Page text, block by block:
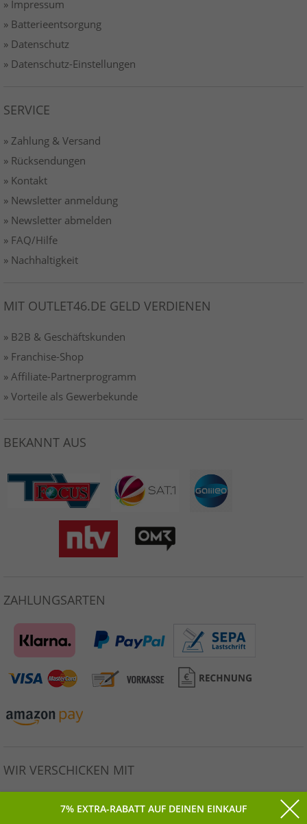
» Impressum
» Batterieentsorgung
» Datenschutz
» Datenschutz-Einstellungen
SERVICE
» Zahlung & Versand
» Rücksendungen
» Kontakt
» Newsletter anmeldung
» Newsletter abmelden
» FAQ/Hilfe
» Nachhaltigkeit
MIT OUTLET46.DE GELD VERDIENEN
» B2B & Geschäftskunden
» Franchise-Shop
» Affiliate-Partnerprogramm
» Vorteile als Gewerbekunde
BEKANNT AUS
ZAHLUNGSARTEN
WIR VERSCHICKEN MIT
7% EXTRA-RABATT AUF DEINEN EINKAUF